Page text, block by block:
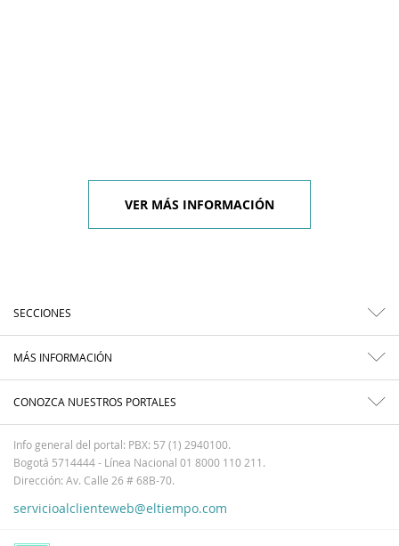
VER MÁS INFORMACIÓN
SECCIONES
MÁS INFORMACIÓN
CONOZCA NUESTROS PORTALES
Info general del portal: PBX: 57 (1) 2940100.
Bogotá 5714444 - Línea Nacional 01 8000 110 211.
Dirección: Av. Calle 26 # 68B-70.
servicioalclienteweb@eltiempo.com